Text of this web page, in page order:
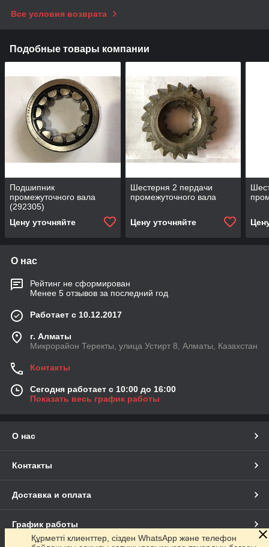
Все условия возврата
Подобные товары компании
Подшипник
промежуточного вала
(292305)
Цену уточняйте
Шестерня 2 пердачи
промежуточного вала
Цену уточняйте
О нас
Рейтинг не сформирован
Менее 5 отзывов за последний год
Работает с 10.12.2017
г. Алматы
Микрорайон Теректы, улица Устирт 8, Алматы, Казахстан
Контакты
Сегодня работает с 10:00 до 16:00
Показать весь график работы
О нас
Контакты
Доставка и оплата
График работы
Құрметті клиенттер, сізден WhatsApp және телефон